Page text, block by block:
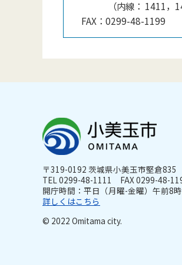
（内線 ： 1411，
FAX： 0299-48-1199
〒319-0192 茨城県小美玉市堅倉835
TEL 0299-48-1111 FAX 0299-48-
開庁時間：平日（月曜-金曜）午前8
詳しくはこちら
© 2022 Omitama city.